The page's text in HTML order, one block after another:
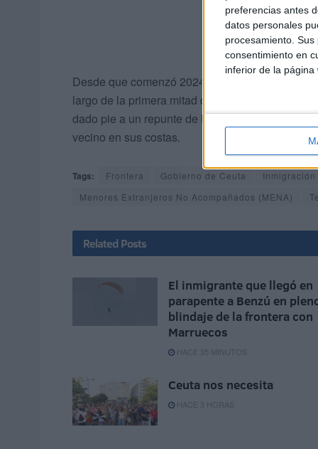
preferencias antes
datos personales
procesamiento.
consentimiento en
inferior de la página
Desde que comenzó 2024 han sido 160 los
largo de la primera mitad de febrero, en la que
dado pie a un repunte de las entradas al
vecino en sus costas.
Tags: Frontera Gobierno de Ceuta Inmigración
Menores Extranjeros No Acompañados (MENA)
Related Posts
El inmigrante que llegó en
parapente a Benzú en
blindaje de la frontera con
Marruecos
HACE 35 MINUTOS
Ceuta nos necesita
HACE 3 HORAS